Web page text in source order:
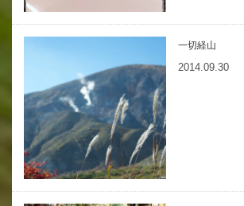
一切経山
2014.09.30